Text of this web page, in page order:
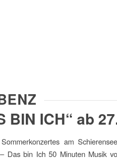
BIN ICH“ ab
am
Das bin Ich 50 Minuten Musik